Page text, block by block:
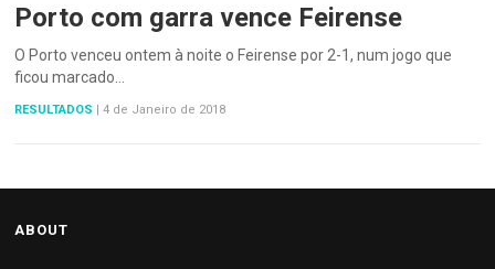
Porto com garra vence Feirense
O Porto venceu ontem à noite o Feirense por 2-1, num jogo que
ficou marcado…
RESULTADOS | 4 de Janeiro de 2018
ABOUT